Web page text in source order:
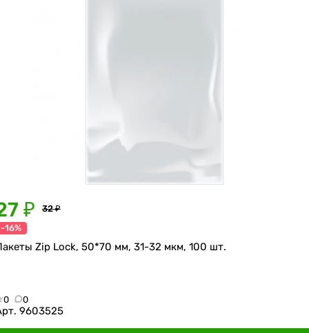
₽
32 ₽
-16%
Zip Lock, 50*70 мм, 31-32 мкм, 100 шт.
0 0
9603525